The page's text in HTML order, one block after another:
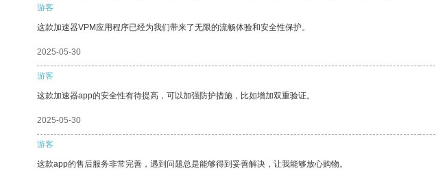
游客
这款加速器VPM应用程序已经为我们带来了无限的流畅体验和安全性保护。
2025-05-30
游客
这款加速器app的安全性有待提高，可以加强防护措施，比如增加双重验证。
2025-05-30
游客
这款app的售后服务非常完善，遇到问题总是能够得到妥善解决，让我能够放心购物。